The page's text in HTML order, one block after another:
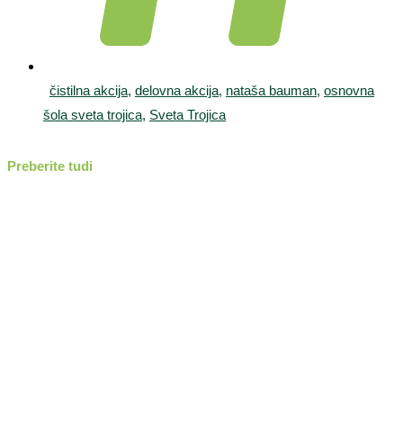
čistilna akcija, delovna akcija, nataša bauman, osnovna
šola sveta trojica, Sveta Trojica
Preberite tudi